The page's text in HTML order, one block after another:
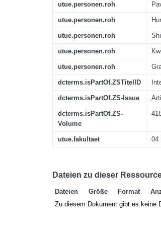
utue.personen.roh
utue.personen.roh
utue.personen.roh
utue.personen.roh
utue.personen.roh
dcterms.isPartOf.ZSTitelID
dcterms.isPartOf.ZS-Issue
dcterms.isPartOf.ZS-
Volume
utue.fakultaet 04
Dateien zu dieser
Dateien Größe Format
Zu diesem Dokument gibt es keine